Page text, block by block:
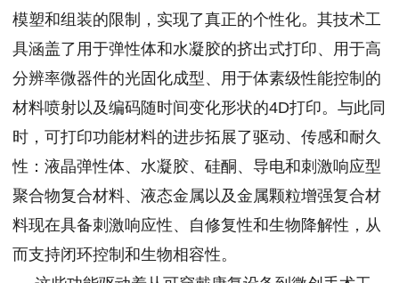
模塑和组装的限制，实现了真正的个性化。其技术工
具涵盖了用于弹性体和水凝胶的挤出式打印、用于高
分辨率微器件的光固化成型、用于体素级性能控制的
材料喷射以及编码随时间变化形状的4D打印。与此同
时，可打印功能材料的进步拓展了驱动、传感和耐久
性：液晶弹性体、水凝胶、硅酮、导电和刺激响应型
聚合物复合材料、液态金属以及金属颗粒增强复合材
料现在具备刺激响应性、自修复性和生物降解性，从
而支持闭环控制和生物相容性。